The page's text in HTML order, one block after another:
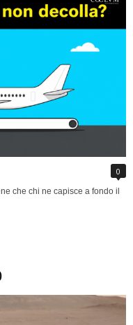
0
che chi ne capisce a fondo il